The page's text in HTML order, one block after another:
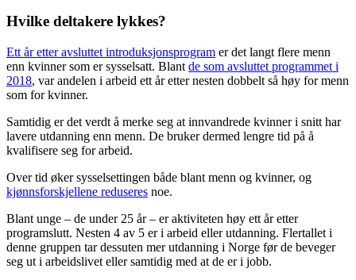
Hvilke deltakere lykkes?
Ett år etter avsluttet introduksjonsprogram er det langt flere menn
enn kvinner som er sysselsatt. Blant de som avsluttet programmet i
2018, var andelen i arbeid ett år etter nesten dobbelt så høy for menn
som for kvinner.
Samtidig er det verdt å merke seg at innvandrede kvinner i snitt har
lavere utdanning enn menn. De bruker dermed lengre tid på å
kvalifisere seg for arbeid.
Over tid øker sysselsettingen både blant menn og kvinner, og
kjønnsforskjellene reduseres noe.
Blant unge – de under 25 år – er aktiviteten høy ett år etter
programslutt. Nesten 4 av 5 er i arbeid eller utdanning. Flertallet i
denne gruppen tar dessuten mer utdanning i Norge før de beveger
seg ut i arbeidslivet eller samtidig med at de er i jobb.